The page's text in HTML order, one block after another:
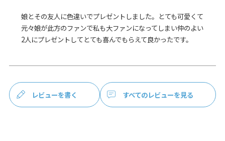
＜袋＞ 表地：8号帆布（綿100％）、裏地：レーヨン100％
（※裏地の色は共通）
＜口金＞ 鉄（シルバー）
製造 日本製（京都秀和がま口製作所）
娘とその友人に色違いでプレゼントしました。とても可愛くて
元々娘が此方のファンで私も大ファンになってしまい仲のよい
2人にプレゼントしてとても喜んでもらえて良かったです。
レビューを書く すべてのレビューを見る